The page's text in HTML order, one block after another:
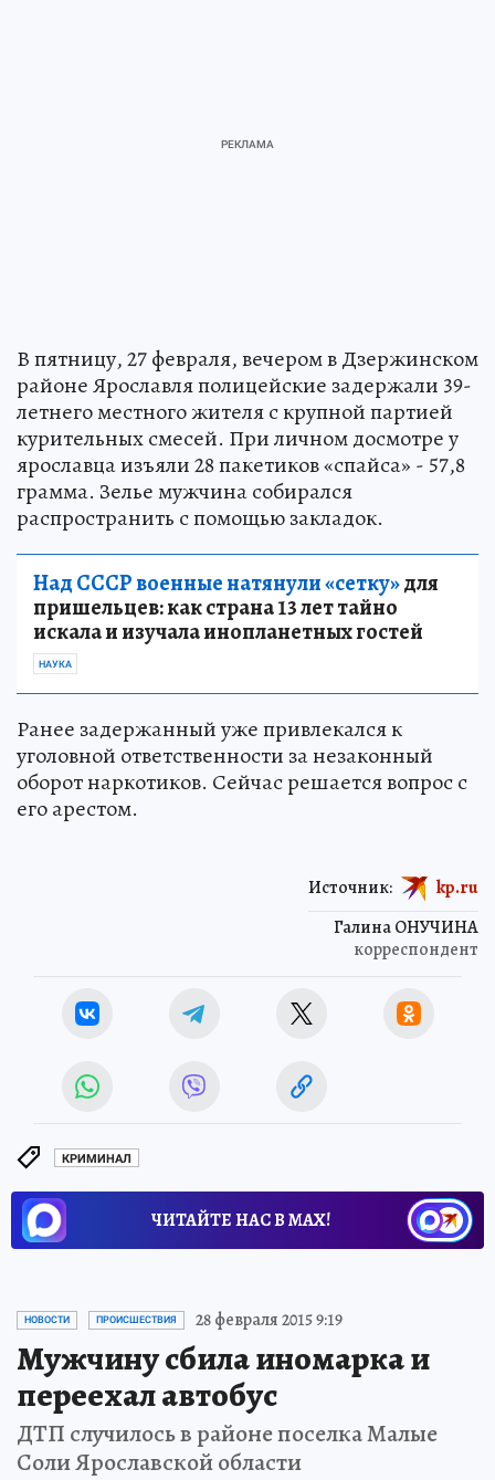
В пятницу, 27 февраля, вечером в Дзержинском
районе Ярославля полицейские задержали 39-
летнего местного жителя с крупной партией
курительных смесей. При личном досмотре у
ярославца изъяли 28 пакетиков «спайса» - 57,8
грамма. Зелье мужчина собирался
распространить с помощью закладок.
Над СССР военные натянули «сетку»для
пришельцев: как страна 13 лет тайно
искала и изучала инопланетных гостей
НАУКА
Ранее задержанный уже привлекался к
уголовной ответственности за незаконный
оборот наркотиков. Сейчас решается вопрос с
его арестом.
Галина ОНУЧИНА
корреспондент
Источник: kp.ru
КРИМИНАЛ
ЧИТАЙТЕ НАС В МАХ!
НОВОСТИ ПРОИСШЕСТВИЯ 28 февраля 2015 9:19
Мужчину сбила иномарка и
переехал автобус
ДТП случилось в районе поселка Малые
Соли Ярославской области